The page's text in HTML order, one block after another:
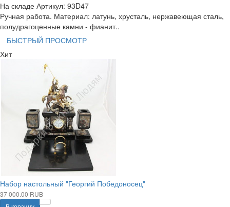
На складе Артикул: 93D47
Ручная работа. Материал: латунь, хрусталь, нержавеющая сталь,
полудрагоценные камни - фианит..
БЫСТРЫЙ ПРОСМОТР
Хит
Набор настольный "Георгий Победоносец"
37 000.00 RUB